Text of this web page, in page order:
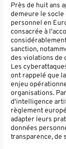
Près de huit ans
demeure le socle
personnel en
consacrée à
sanction,
des violations de
Les
ont rappelé que
enjeu
organisations.
d'intelligence
règlement
adapter leurs
données
transparence, de